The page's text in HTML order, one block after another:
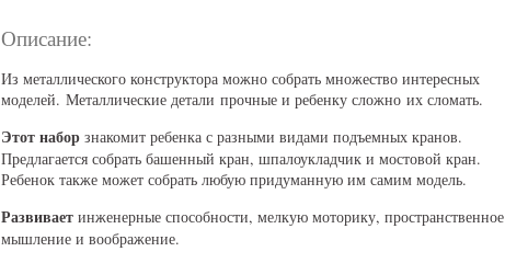
Описание:
Из металлического конструктора можно собрать множество интересных
моделей. Металлические детали прочные и ребенку сложно их сломать.
Этот набор знакомит ребенка с разными видами подъемных кранов.
Предлагается собрать башенный кран, шпалоукладчик и мостовой кран.
Ребенок также может собрать любую придуманную им самим модель.
Развивает инженерные способности, мелкую моторику, пространственное
мышление и воображение.